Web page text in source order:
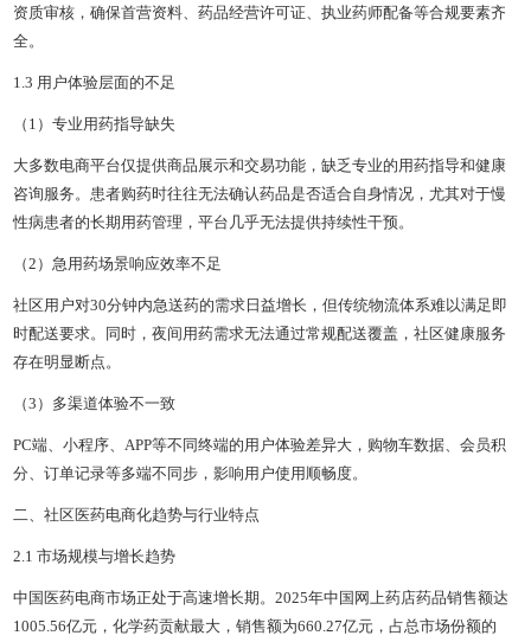
资质审核，确保首营资料、药品经营许可证、执业药师配备等合规要素齐
全。
1.3 用户体验层面的不足
（1）专业用药指导缺失
大多数电商平台仅提供商品展示和交易功能，缺乏专业的用药指导和健康
咨询服务。患者购药时往往无法确认药品是否适合自身情况，尤其对于慢
性病患者的长期用药管理，平台几乎无法提供持续性干预。
（2）急用药场景响应效率不足
社区用户对30分钟内急送药的需求日益增长，但传统物流体系难以满足即
时配送要求。同时，夜间用药需求无法通过常规配送覆盖，社区健康服务
存在明显断点。
（3）多渠道体验不一致
PC端、小程序、APP等不同终端的用户体验差异大，购物车数据、会员积
分、订单记录等多端不同步，影响用户使用顺畅度。
二、社区医药电商化趋势与行业特点
2.1 市场规模与增长趋势
中国医药电商市场正处于高速增长期。2025年中国网上药店药品销售额达
1005.56亿元，化学药贡献最大，销售额为660.27亿元，占总市场份额的